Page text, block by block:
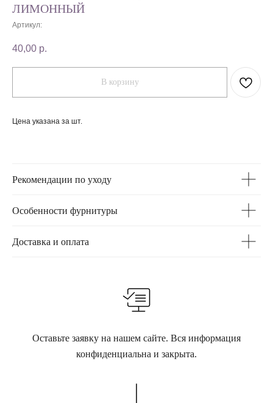
ЛИМОННЫЙ
Артикул:
40,00 р.
В корзину
Цена указана за шт.
Рекомендации по уходу
Особенности фурнитуры
Доставка и оплата
Оставьте заявку на нашем сайте. Вся информация
конфиденциальна и закрыта.